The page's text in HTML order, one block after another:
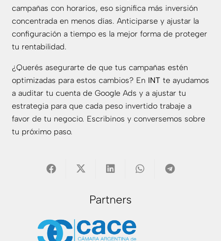
campañas con horarios, eso significa más inversión
concentrada en menos días. Anticiparse y ajustar la
configuración a tiempo es la mejor forma de proteger
tu rentabilidad.
¿Querés asegurarte de que tus campañas estén
optimizadas para estos cambios? En INT te ayudamos
a auditar tu cuenta de Google Ads y a ajustar tu
estrategia para que cada peso invertido trabaje a
favor de tu negocio. Escribinos y conversemos sobre
tu próximo paso.
Partners